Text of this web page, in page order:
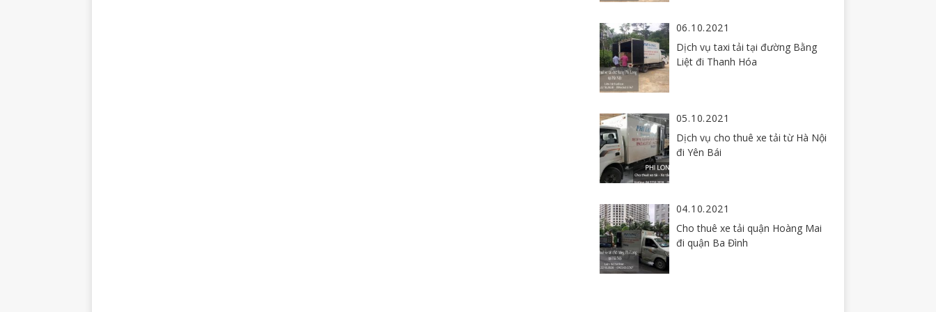
06.10.2021
Dịch vụ taxi tải tại đường Bằng
Liệt đi Thanh Hóa
05.10.2021
Dịch vụ cho thuê xe tải từ Hà Nội
đi Yên Bái
04.10.2021
Cho thuê xe tải quận Hoàng Mai
đi quận Ba Đình